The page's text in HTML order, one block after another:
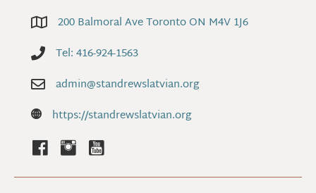
200 Balmoral Ave Toronto ON M4V 1J6
200 Balmoral Ave Toronto ON M4V 1J6
Tel: 416-924-1563
Tel: 416-924-1563
Email: admin@standrewslatvian.org
admin@standrewslatvian.org
Website: https://standrewslatvian.org
https://standrewslatvian.org